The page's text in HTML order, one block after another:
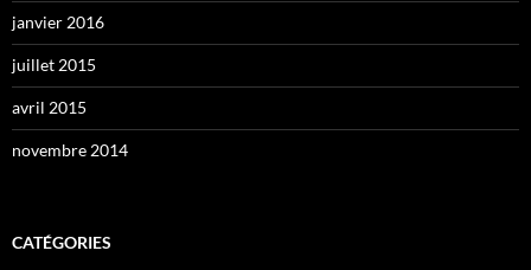
janvier 2016
juillet 2015
avril 2015
novembre 2014
CATÉGORIES